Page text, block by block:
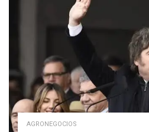
AGRONEGOCIOS